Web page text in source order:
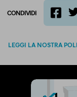
CONDIVIDI
LEGGI LA NOSTRA